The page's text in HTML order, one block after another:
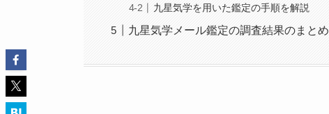
九星気学を用いた鑑定の手順を解説
九星気学メール鑑定の調査結果のまとめ